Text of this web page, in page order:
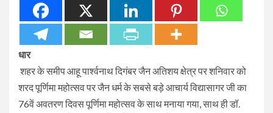
धार
शहर के समीप आहू पार्श्वनाथ दिगंबर जैन अतिशय क्षेत्र पर शनिवार को
शरद पूर्णिमा महोत्सव पर जैन धर्म के सबसे बड़े आचार्य विद्यासागर जी का
76वें अवतरण दिवस पूर्णिमा महोत्सव के साथ मनाया गया, साथ ही डॉ.